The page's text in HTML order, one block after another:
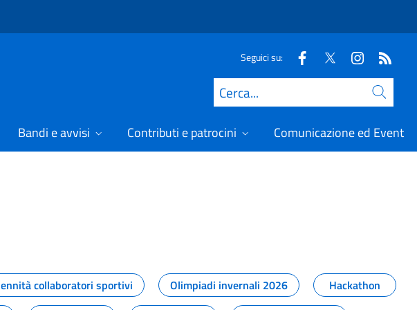
Seguici su:
Cerca
Bandi e avvisi Contributi e patrocini Comunicazione ed Eventi
lo sport
collaboratori sportivi Olimpiadi invernali 2026
Hackathon